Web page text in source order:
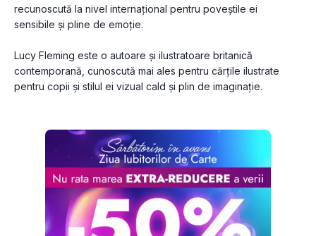
recunoscută la nivel internațional pentru poveștile ei
sensibile și pline de emoție.
Lucy Fleming este o autoare și ilustratoare britanică
contemporană, cunoscută mai ales pentru cărțile ilustrate
pentru copii și stilul ei vizual cald și plin de imaginație.